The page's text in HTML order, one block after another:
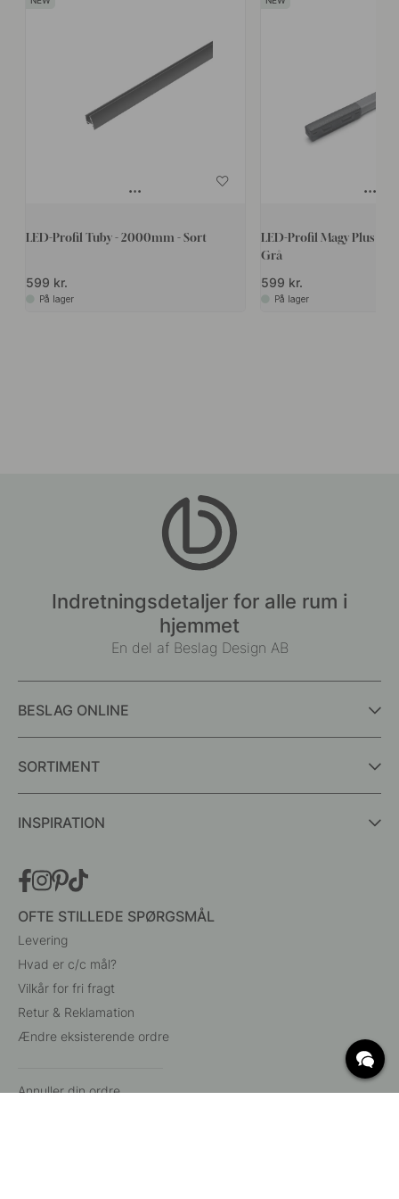
LED-Profil Tuby - 2000mm - Sort
599 kr.
På lager
LED-Profil Magy Plus
Grå
599 kr.
På lager
Indretningsdetaljer for alle rum i
hjemmet
En del af Beslag Design AB
BESLAG ONLINE
SORTIMENT
INSPIRATION
OFTE STILLEDE SPØRGSMÅL
Levering
Hvad er c/c mål?
Vilkår for fri fragt
Retur & Reklamation
Ændre eksisterende ordre
Annuller din ordre